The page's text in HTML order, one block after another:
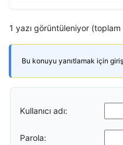
1 yazı görüntüleniyor (toplam
Bu konuyu yanıtlamak için giriş
Kullanıcı adı:
Parola: